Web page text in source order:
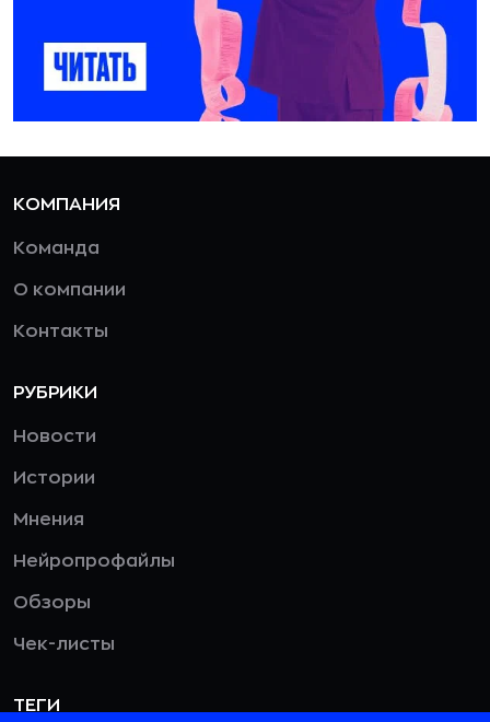
КОМПАНИЯ
Команда
О компании
Контакты
РУБРИКИ
Новости
Истории
Мнения
Нейропрофайлы
Обзоры
Чек-листы
ТЕГИ